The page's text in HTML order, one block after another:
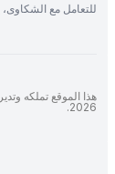
للتعامل مع الشكاوى،
2026.